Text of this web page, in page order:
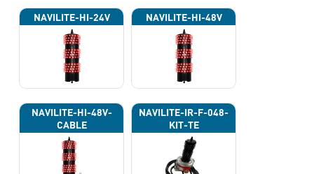
NAVILITE-HI-24V NAVILITE-HI-48V
NAVILITE-HI-48V-
CABLE
NAVILITE-IR-F-048-
KIT-TE